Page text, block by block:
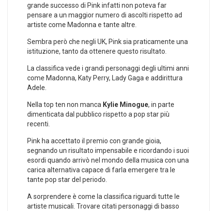
grande successo di Pink infatti non poteva far
pensare a un maggior numero di ascolti rispetto ad
artiste come Madonna e tante altre.
Sembra però che negli UK, Pink sia praticamente una
istituzione, tanto da ottenere questo risultato.
La classifica vede i grandi personaggi degli ultimi anni
come Madonna, Katy Perry, Lady Gaga e addirittura
Adele.
Nella top ten non manca Kylie Minogue, in parte
dimenticata dal pubblico rispetto a pop star più
recenti.
Pink ha accettato il premio con grande gioia,
segnando un risultato impensabile e ricordando i suoi
esordi quando arrivò nel mondo della musica con una
carica alternativa capace di farla emergere tra le
tante pop star del periodo.
A sorprendere è come la classifica riguardi tutte le
artiste musicali. Trovare citati personaggi di basso